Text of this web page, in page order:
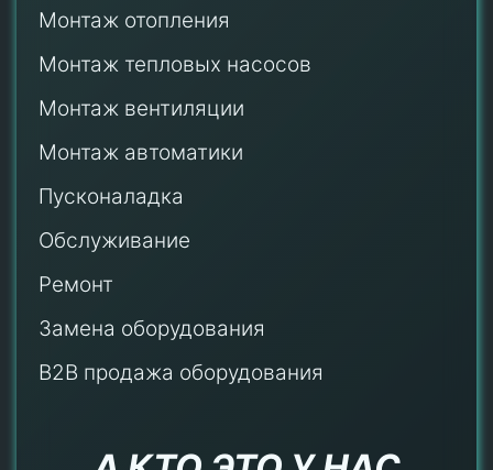
Монтаж отопления
Монтаж тепловых насосов
Монтаж вентиляции
Монтаж автоматики
Пусконаладка
Обслуживание
Ремонт
Замена оборудования
B2B продажа оборудования